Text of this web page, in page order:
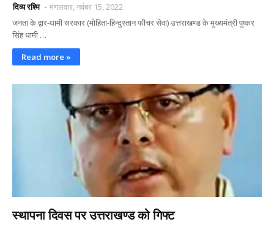
दिव्य रश्मि
मंगलवार, नवंबर 15, 2022
जनता के द्वार-धामी सरकार (मोहिता-हिन्दुस्तान फीचर सेवा) उत्तराखण्ड के मुख्यमंत्री पुष्कर
सिंह धामी …
Read more »
स्थापना दिवस पर उत्तराखण्ड को गिफ्ट